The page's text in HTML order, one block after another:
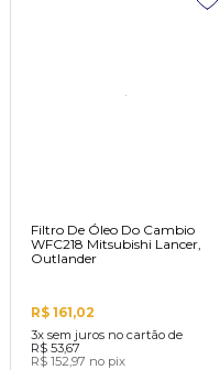
Filtro De Óleo Do Cambio
WFC218 Mitsubishi Lancer,
Outlander
R$ 161,02
3x sem juros no cartão de
R$ 53,67
R$ 152,97 no pix